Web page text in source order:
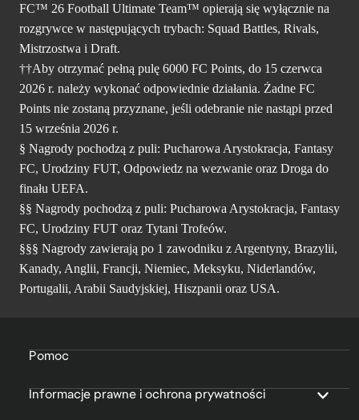
FC™ 26 Football Ultimate Team™ opierają się wyłącznie na
rozgrywce w następujących trybach: Squad Battles, Rivals,
Mistrzostwa i Draft.
††Aby otrzymać pełną pulę 6000 FC Points, do 15 czerwca
2026 r. należy wykonać odpowiednie działania. Żadne FC
Points nie zostaną przyznane, jeśli odebranie nie nastąpi przed
15 września 2026 r.
§ Nagrody pochodzą z puli: Pucharowa Arystokracja, Fantasy
FC, Urodziny FUT, Odpowiedz na wezwanie oraz Droga do
finału UEFA.
§§ Nagrody pochodzą z puli: Pucharowa Arystokracja, Fantasy
FC, Urodziny FUT oraz Tytani Trofeów.
§§§ Nagrody zawierają po 1 zawodniku z Argentyny, Brazylii,
Kanady, Anglii, Francji, Niemiec, Meksyku, Niderlandów,
Portugalii, Arabii Saudyjskiej, Hiszpanii oraz USA.
Pomoc
Informacje prawne i ochrona prywatności